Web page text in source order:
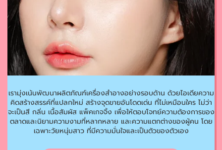
เรามุ่งเน้นพัฒนาผลิตภัณฑ์เครื่องสำอางอย่างรอบด้าน ด้วยไอเดียความ
คิดสร้างสรรค์ที่แปลกใหม่ สร้างจุดขายอันโดดเด่น ที่ไม่เหมือนใคร ไม่ว่า
จะเป็นสี กลิ่น เนื้อสัมผัส แพ็คเกจจิ้ง เพื่อให้ตอบโจทย์ความต้องการของ
ตลาดและนิยามความงามที่หลากหลาย และความแตกต่างของผู้คน โดย
เฉพาะวัยหนุ่มสาว ที่มีความมั่นใจและเป็นตัวของตัวเอง